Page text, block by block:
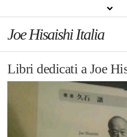
Joe Hisaishi Italia
Libri dedicati a Joe